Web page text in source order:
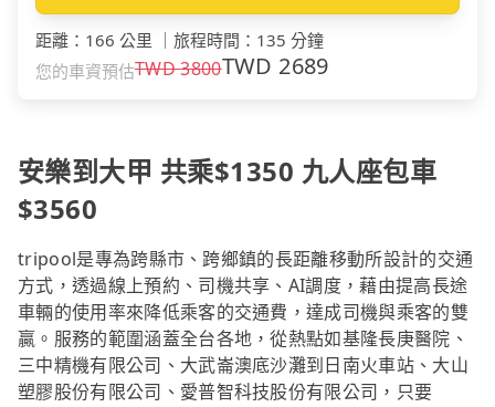
距離 ： 166 公里 旅程時間 ： 135 分鐘
您的車資預估TWD3800TWD 2689
安樂到大甲 共乘$1350 九人座包車
$3560
tripool是專為跨縣市、跨鄉鎮的長距離移動所設計的交通
方式，透過線上預約、司機共享、AI調度，藉由提高長途
車輛的使用率來降低乘客的交通費，達成司機與乘客的雙
贏。服務的範圍涵蓋全台各地，從熱點如基隆長庚醫院、
三中精機有限公司、大武崙澳底沙灘到日南火車站、大山
塑膠股份有限公司、愛普智科技股份有限公司，只要